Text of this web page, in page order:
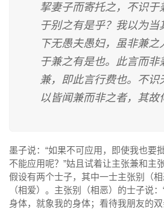
挈妻子而寄托之，不识于
于别之有是乎？我以为当
下无愚夫愚妇，虽非兼之
于兼之有是也。此言而非
兼，即此言行费也。不识
以皆闻兼而非之者，其故
墨子说：“如果不可应用，即使我也要
不能应用呢？”姑且试着让主张兼和主
假设有两个士子，其中一士主张别（
（相爱）。主张别（相恶）的士子说
身体，就象我的身体；看待我朋友的